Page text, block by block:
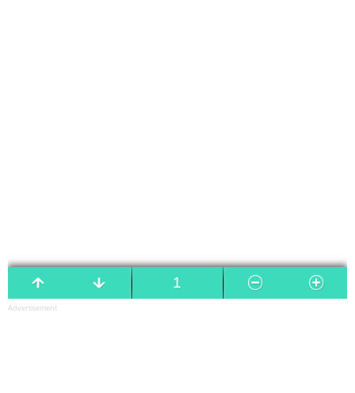
Advertisement